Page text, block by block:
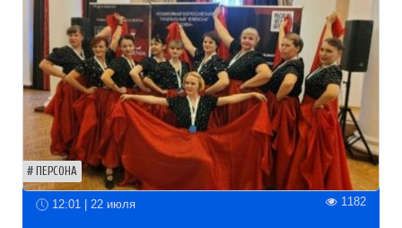
ПЕРСОНА
12:01 | 22 июля 1182